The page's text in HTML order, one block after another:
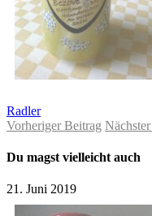
Radler
Vorheriger Beitrag
Du magst vielleicht auch
21. Juni 2019